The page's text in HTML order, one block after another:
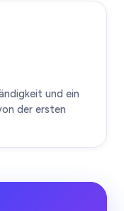
und ein
der ersten